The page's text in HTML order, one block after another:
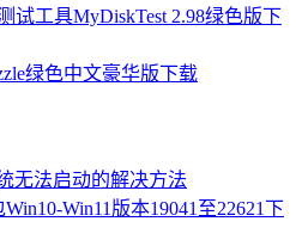
试工具MyDiskTest 2.98绿色版下
绿色中文豪华版下载
无法启动的解决方法
Win11版本19041至22621下